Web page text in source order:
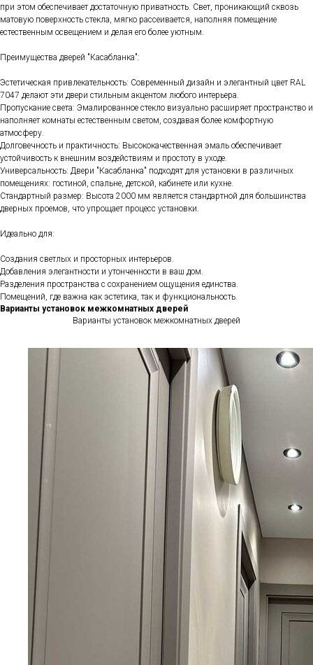
при этом обеспечивает достаточную приватность. Свет, проникающий сквозь
матовую поверхность стекла, мягко рассеивается, наполняя помещение
естественным освещением и делая его более уютным.
Преимущества дверей "Касабланка":
Эстетическая привлекательность: Современный дизайн и элегантный цвет RAL
7047 делают эти двери стильным акцентом любого интерьера.
Пропускание света: Эмалированное стекло визуально расширяет пространство и
наполняет комнаты естественным светом, создавая более комфортную
атмосферу.
Долговечность и практичность: Высококачественная эмаль обеспечивает
устойчивость к внешним воздействиям и простоту в уходе.
Универсальность: Двери "Касабланка" подходят для установки в различных
помещениях: гостиной, спальне, детской, кабинете или кухне.
Стандартный размер: Высота 2000 мм является стандартной для большинства
дверных проемов, что упрощает процесс установки.
Идеально для:
Создания светлых и просторных интерьеров.
Добавления элегантности и утонченности в ваш дом.
Разделения пространства с сохранением ощущения единства.
Помещений, где важна как эстетика, так и функциональность.
Варианты установок межкомнатных дверей
Варианты установок межкомнатных дверей